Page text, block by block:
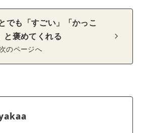
でも「すごい」「かっこ
と褒めてくれる
次のページへ